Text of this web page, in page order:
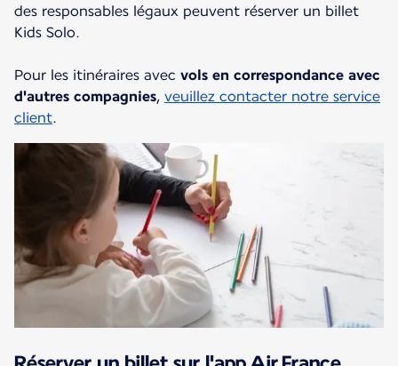
des responsables légaux peuvent réserver un billet
Kids Solo.
Pour les itinéraires avec vols en correspondance avec
d'autres compagnies, veuillez contacter notre service
client.